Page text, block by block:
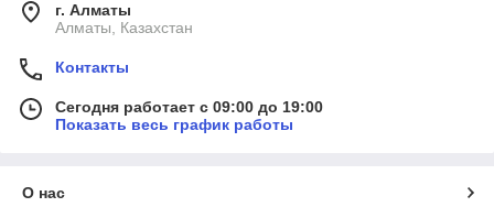
г. Алматы
Алматы, Казахстан
Контакты
Сегодня работает с 09:00 до 19:00
Показать весь график работы
О нас